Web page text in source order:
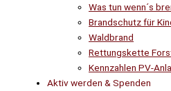
Was tun wenn´s
Brandschutz für
Waldbrand
Rettungskette
Kennzahlen PV-
Aktiv werden & Spenden